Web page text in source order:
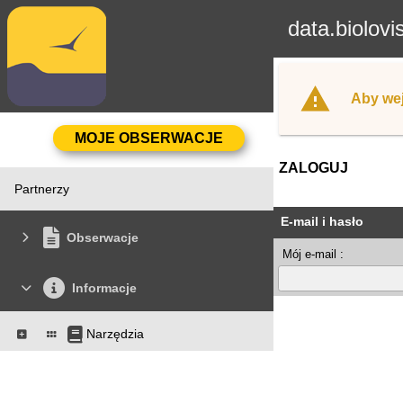
Partnerzy
Obserwacje
Informacje
Narzędzia
Aby
ZALOGUJ
E-mail i hasło
Mój e-mail :